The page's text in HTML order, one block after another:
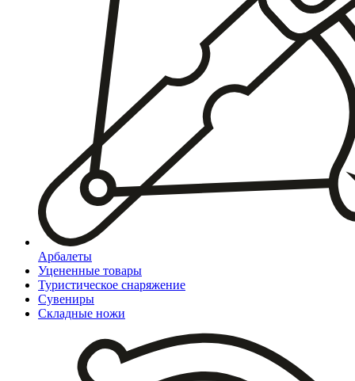
Арбалеты
Уцененные товары
Туристическое снаряжение
Сувениры
Складные ножи